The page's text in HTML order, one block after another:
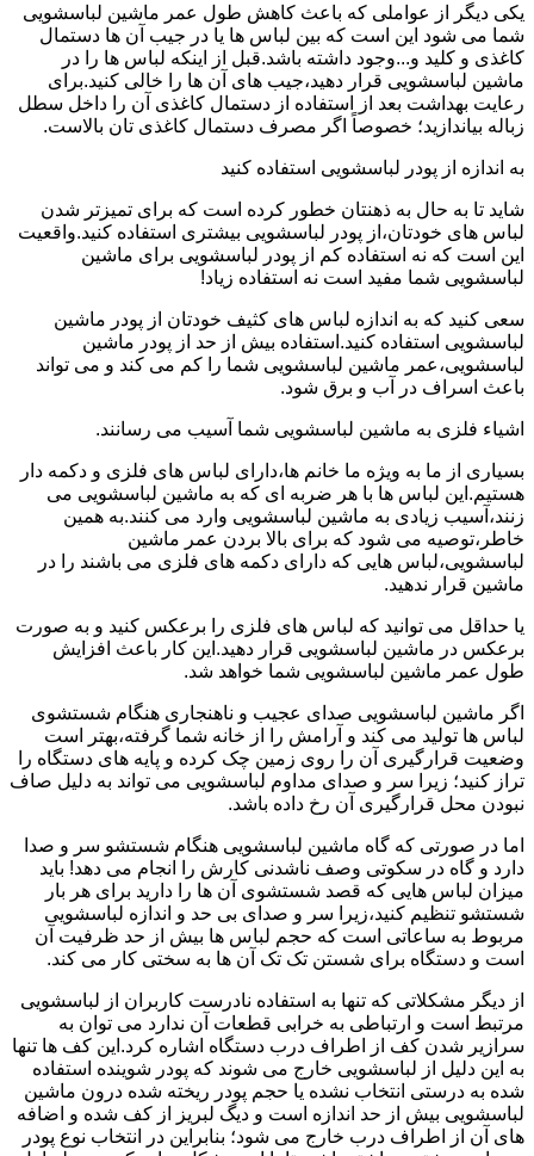
یکی دیگر از عواملی که باعث کاهش طول عمر ماشین لباسشویی
شما می شود این است که بین لباس ها یا در جیب آن ها دستمال
کاغذی و کلید و...وجود داشته باشد.قبل از اینکه لباس ها را در
ماشین لباسشویی قرار دهید،جیب های آن ها را خالی کنید.برای
رعایت بهداشت بعد از استفاده از دستمال کاغذی آن را داخل سطل
زباله بیاندازید؛ خصوصاً اگر مصرف دستمال کاغذی تان بالاست.
به اندازه از پودر لباسشویی استفاده کنید
شاید تا به حال به ذهنتان خطور کرده است که برای تمیزتر شدن
لباس های خودتان،از پودر لباسشویی بیشتری استفاده کنید.واقعیت
این است که نه استفاده کم از پودر لباسشویی برای ماشین
لباسشویی شما مفید است نه استفاده زیاد!
سعی کنید که به اندازه لباس های کثیف خودتان از پودر ماشین
لباسشویی استفاده کنید.استفاده بیش از حد از پودر ماشین
لباسشویی،عمر ماشین لباسشویی شما را کم می کند و می تواند
باعث اسراف در آب و برق شود.
اشیاء فلزی به ماشین لباسشویی شما آسیب می رسانند.
بسیاری از ما به ویژه ما خانم ها،دارای لباس های فلزی و دکمه دار
هستیم.این لباس ها با هر ضربه ای که به ماشین لباسشویی می
زنند،آسیب زیادی به ماشین لباسشویی وارد می کنند.به همین
خاطر،توصیه می شود که برای بالا بردن عمر ماشین
لباسشویی،لباس هایی که دارای دکمه های فلزی می باشند را در
ماشین قرار ندهید.
یا حداقل می توانید که لباس های فلزی را برعکس کنید و به صورت
برعکس در ماشین لباسشویی قرار دهید.این کار باعث افزایش
طول عمر ماشین لباسشویی شما خواهد شد.
اگر ماشین لباسشویی صدای عجیب و ناهنجاری هنگام شستشوی
لباس ها تولید می کند و آرامش را از خانه شما گرفته،بهتر است
وضعیت قرارگیری آن را روی زمین چک کرده و پایه های دستگاه را
تراز کنید؛ زیرا سر و صدای مداوم لباسشویی می تواند به دلیل صاف
نبودن محل قرارگیری آن رخ داده باشد.
اما در صورتی که گاه ماشین لباسشویی هنگام شستشو سر و صدا
دارد و گاه در سکوتی وصف ناشدنی کارش را انجام می دهد! باید
میزان لباس هایی که قصد شستشوی آن ها را دارید برای هر بار
شستشو تنظیم کنید،زیرا سر و صدای بی حد و اندازه لباسشویی
مربوط به ساعاتی است که حجم لباس ها بیش از حد ظرفیت آن
است و دستگاه برای شستن تک تک آن ها به سختی کار می کند.
از دیگر مشکلاتی که تنها به استفاده نادرست کاربران از لباسشویی
مرتبط است و ارتباطی به خرابی قطعات آن ندارد می توان به
سرازیر شدن کف از اطراف درب دستگاه اشاره کرد.این کف ها تنها
به این دلیل از لباسشویی خارج می شوند که پودر شوینده استفاده
شده به درستی انتخاب نشده یا حجم پودر ریخته شده درون ماشین
لباسشویی بیش از حد اندازه است و دیگ لبریز از کف شده و اضافه
های آن از اطراف درب خارج می شود؛ بنابراین در انتخاب نوع پودر